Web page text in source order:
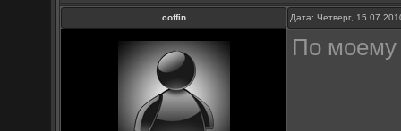
coffin Дата: Четверг,
По моему